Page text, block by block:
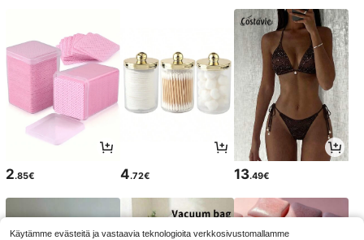
2.85€ 4.72€ 13.49€
Käytämme evästeitä ja vastaavia teknologioita verkkosivustomallamme